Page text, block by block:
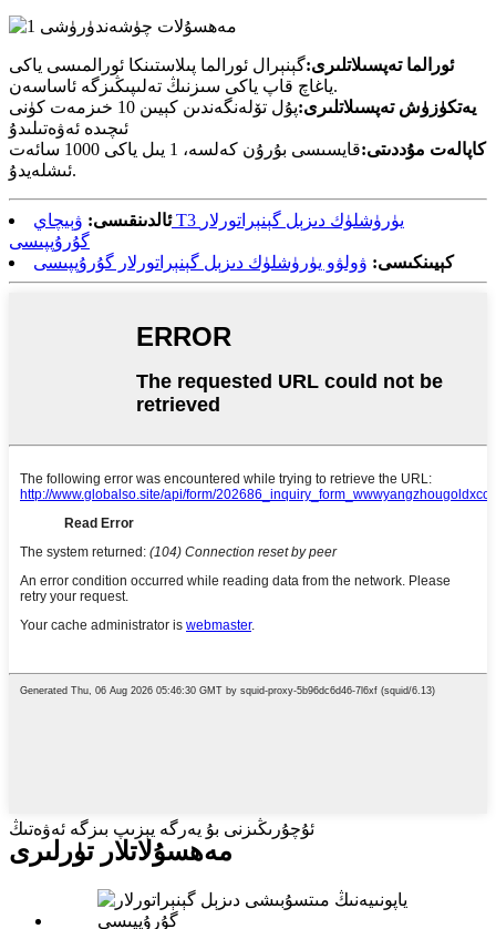
ئورالما تەپسىلاتلىرى:گېنېرال ئورالما پىلاستىنكا ئورالمىسى ياكى
ياغاچ قاپ ياكى سىزنىڭ تەلىپىڭىزگە ئاساسەن.
يەتكۈزۈش تەپسىلاتلىرى:
پۇل تۆلەنگەندىن كېيىن 10 خىزمەت كۈنى
ئىچىدە ئەۋەتىلىدۇ
كاپالەت مۇددىتى:
قايسىسى بۇرۇن كەلسە، 1 يىل ياكى 1000 سائەت
ئىشلەيدۇ.
ئالدىنقىسى: ۋېيچاي T3 يۈرۈشلۈك دىزېل گېنېراتورلار
گۇرۇپپىسى
كېيىنكىسى: ۋولۋو يۈرۈشلۈك دىزېل گېنېراتورلار گۇرۇپپىسى
ئۇچۇرىڭىزنى بۇ يەرگە يېزىپ بىزگە ئەۋەتىڭ
مەھسۇلاتلار تۈرلىرى